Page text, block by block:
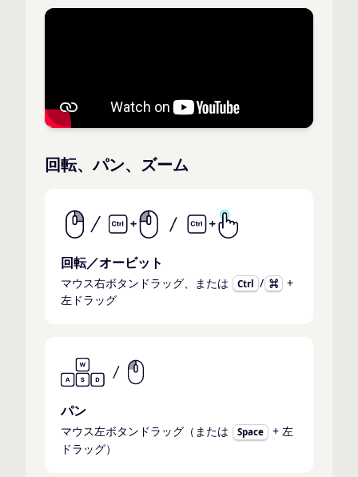
回転、パン、ズーム
回転／オービット
マウス右ボタンドラッグ、または Ctrl / ⌘
+
左ドラッグ
パン
マウス左ボタンドラッグ（または Space
+ 左
ドラッグ）